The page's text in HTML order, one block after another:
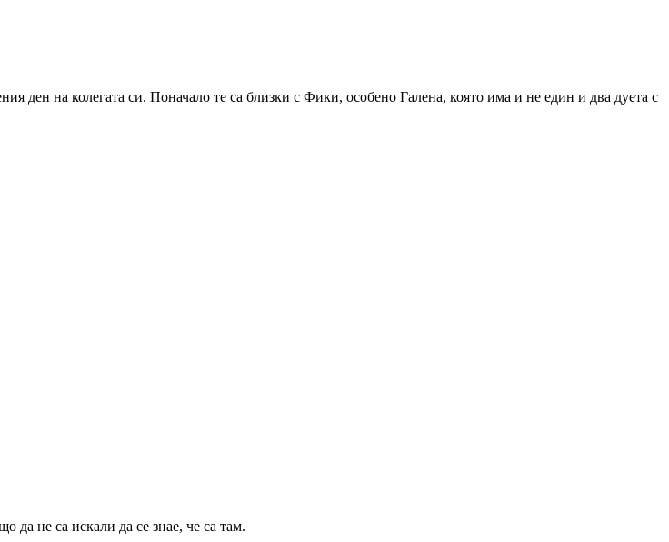
ден на колегата си. Поначало те са близки с Фики, особено Галена, която има и не един и два дуета с
да не са искали да се знае, че са там.